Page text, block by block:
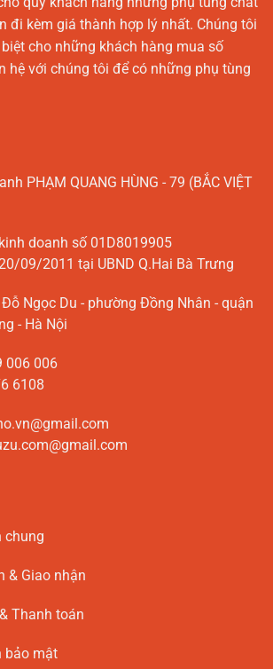
đi kèm giá thành hợp lý nhất. Chúng tôi
cho những khách hàng mua số
hệ với chúng tôi để có những phụ tùng
PHẠM QUANG HÙNG - 79 (BẮC VIỆT
doanh số 01D8019905
09/2011 tại UBND Q.Hai Bà Trưng
Ngọc Du - phường Đồng Nhân - quận
- Hà Nội
006 006
6108
chung
& Giao nhận
Thanh toán
bảo mật